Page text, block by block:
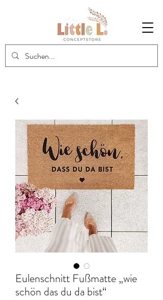
Eulenschnitt Fußmatte „wie
schön das du da bist“